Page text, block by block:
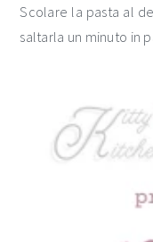
Scolare la pasta al
saltarla un minuto in